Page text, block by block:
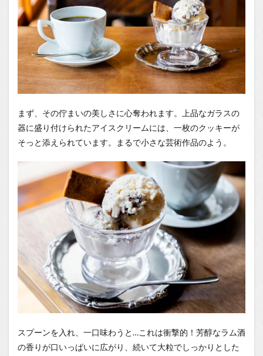
まず、その佇まいの美しさに心奪われます。上品なガラスの
器に盛り付けられたアイスクリームには、一枚のクッキーが
そっと添えられています。まるで小さな芸術作品のよう。
スプーンを入れ、一口味わうと…これは衝撃的！芳醇なラム酒
の香りが口いっぱいに広がり、続いて大粒でしっかりとした